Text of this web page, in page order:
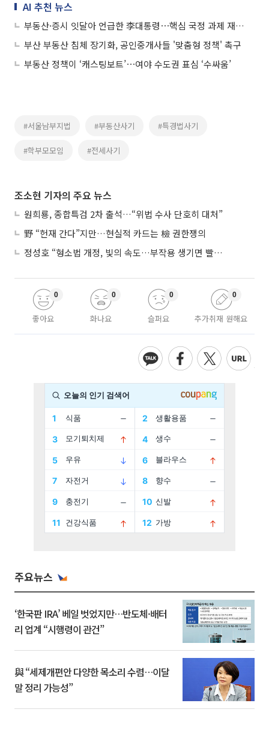
AI 추천 뉴스
부동산·증시 잇달아 언급한 李대통령⋯핵심 국정 과제 재강조
부산 부동산 침체 장기화, 공인중개사들 '맞춤형 정책' 촉구
부동산 정책이 ‘캐스팅보트’⋯여야 수도권 표심 ‘수싸움’
#서울남부지법 #부동산사기 #특경법사기
#학부모모임 #전세사기
조소현 기자의 주요 뉴스
원희룡, 종합특검 2차 출석…“위법 수사 단호히 대처”
野 “헌재 간다”지만…현실적 카드는 檢 권한쟁의
정성호 “형소법 개정, 빛의 속도…부작용 생기면 빨리 고쳐야”
좋아요
0
화나요
0
슬퍼요
0
추가취재 원해요
0
주요뉴스
‘한국판 IRA’ 베일 벗었지만…반도체·배터
리 업계 “시행령이 관건”
與 “세제개편안 다양한 목소리 수렴…이달
말 정리 가능성”